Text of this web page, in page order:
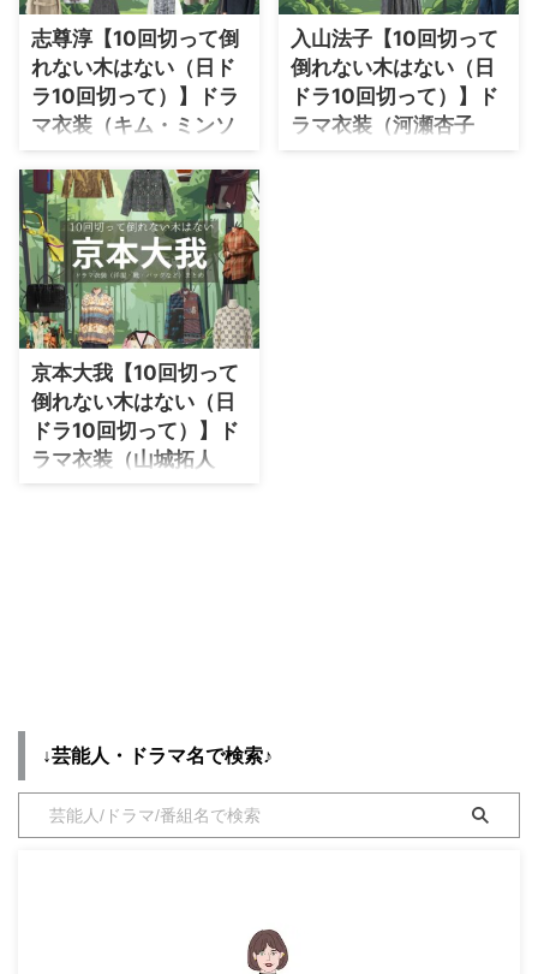
・小芝風花
・木南晴夏
・今田美桜
・清原果耶
・菜々緒
・森七菜
・吉川愛
・見上愛
・出口夏希
・田辺桃子
・滝沢カレン
・トリンドル玲奈
・
京本大我
・
赤楚衛二
装・服装（服･バッグ･アクセ・靴
など）やドラマファッションのコ
ーデを着用シーン別・コーデ別に
紹介♪
装・服装（服･バッグ･アクセ・靴
など）やドラマファッションのコ
ーデを着用シーン別・コーデ別に
紹介♪
志尊淳【10回切って倒
れない木はない（日ド
ラ10回切って）】ドラ
マ衣装（キム・ミンソ
ク / 青木照役）着用フ
ァッション全話まと
め！洋服 バッグ 腕時計
などの衣装協力ブラン
ドは？
【10回切って倒れない木はない
（日ドラ10回切って）】志尊淳
さん（キム・ミンソク・あおきし
ょう役）の衣装・服装（服･バッ
グ･アクセ・靴など）やドラマフ
ァッションのコーデを着用シーン
別・コーデ別に紹介♪
入山法子【10回切って
倒れない木はない（日
ドラ10回切って）】ド
ラマ衣装（河瀬杏子
役）着用ファッション
京本大我【10回切って
倒れない木はない（日
ドラ10回切って）】ド
ラマ衣装（山城拓人
役）着用ファッション
紹介♪
↓芸能人・ドラマ名で検索♪